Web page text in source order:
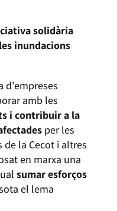
solidària
inundacions
d’empreses
amb les
i contribuir a la
per les
de la Cecot i altres
en marxa una
sumar esforços
el lema